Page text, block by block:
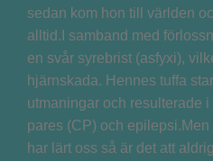
sedan kom hon till världen
alltid.I samband med
en svår syrebrist (asfyxi),
hjärnskada. Hennes tuffa
utmaningar och resulterade
pares (CP) och
har lärt oss så är det att